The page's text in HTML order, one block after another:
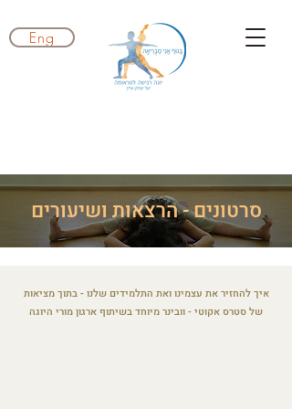
Eng
סרטונים - הרצאות ושיעורים
איך להחזיר את עצמינו ואת התלמידים שלנו - בתוך מציאות
של סטרס אקוטי - וובינר מיוחד בשיתוף ארגון מורי היוגה